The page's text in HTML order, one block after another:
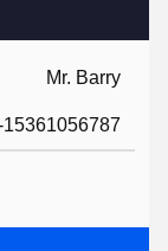
Mr. Barry
15361056787